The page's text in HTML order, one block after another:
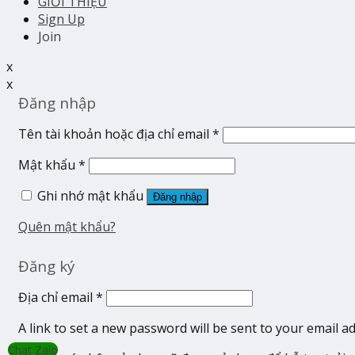
Sign Up
Join
x
x
Chat Zalo
Đăng nhập
Tên tài khoản hoặc địa chỉ email *
Mật khẩu *
Ghi nhớ mật khẩu
Đăng nhập
Quên mật khẩu?
Đăng ký
Địa chỉ email *
A link to set a new password will be sent to your email